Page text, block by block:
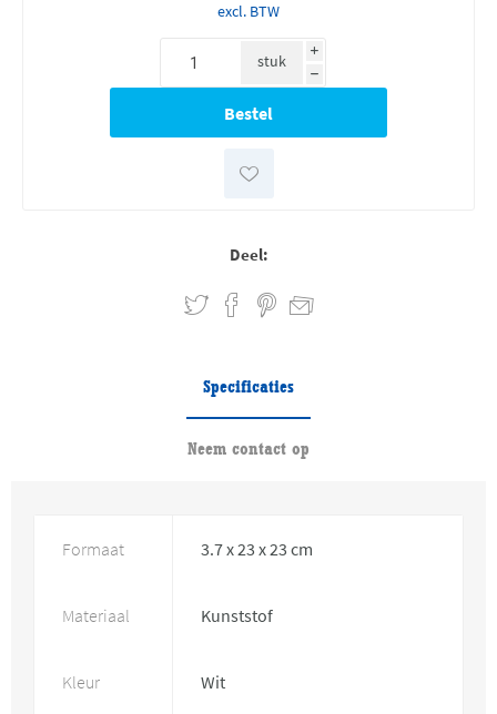
excl. BTW
i
h
stuk
Deel:
Specificaties
Neem contact op
Formaat 3.7 x 23 x 23 cm
Materiaal Kunststof
Kleur Wit